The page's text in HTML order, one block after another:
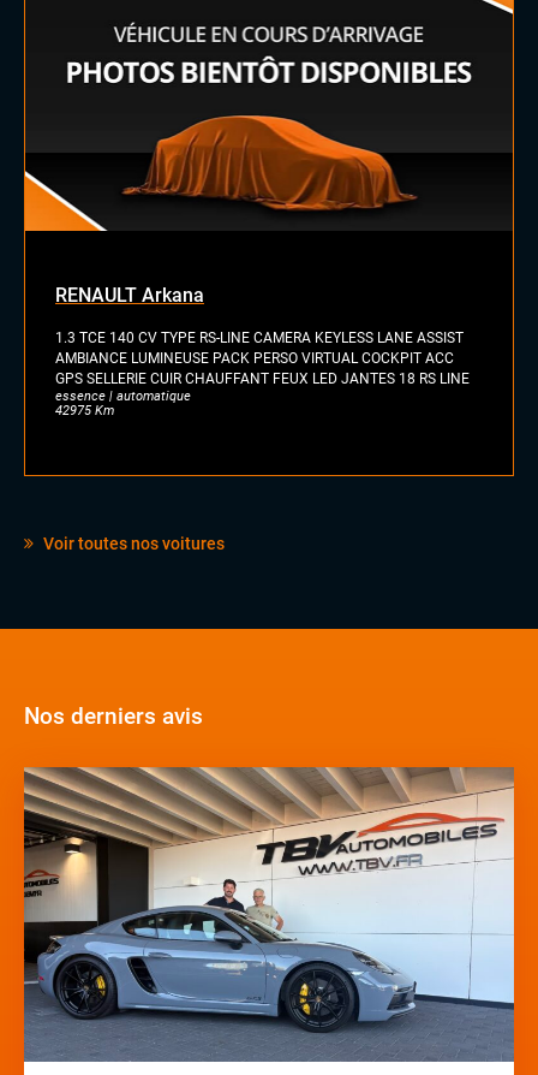
RENAULT Arkana
1.3 TCE 140 CV TYPE RS-LINE CAMERA KEYLESS LANE ASSIST
AMBIANCE LUMINEUSE PACK PERSO VIRTUAL COCKPIT ACC
GPS SELLERIE CUIR CHAUFFANT FEUX LED JANTES 18 RS LINE
essence | automatique
42975 Km
Voir toutes nos voitures
Nos derniers avis